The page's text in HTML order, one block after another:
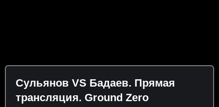
Сульянов VS Бадаев. Прямая
трансляция. Ground Zero